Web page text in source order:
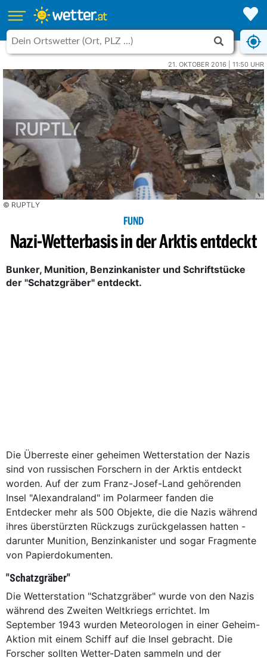
21. OKTOBER 2016 | 11:50 UHR
© RUPTLY
FUND
Nazi-Wetterbasis in der Arktis entdeckt
Bunker, Munition, Benzinkanister und Schriftstücke
der "Schatzgräber" entdeckt.
Die Überreste einer geheimen Wetterstation der Nazis
sind von russischen Forschern in der Arktis entdeckt
worden. Auf der zum Franz-Josef-Land gehörenden
Insel "Alexandraland" im Polarmeer fanden die
Entdecker mehr als 500 Objekte, die die Nazis während
ihres überstürzten Rückzugs zurückgelassen hatten -
darunter Munition, Benzinkanister und sogar Fragmente
von Papierdokumenten.
"Schatzgräber"
Die Wetterstation "Schatzgräber" wurde von den Nazis
während des Zweiten Weltkriegs errichtet. Im
September 1943 wurden Meteorologen in einer Geheim-
Aktion mit einem Schiff auf die Insel gebracht. Die
Forscher sollten Wetter-Daten sammeln und der